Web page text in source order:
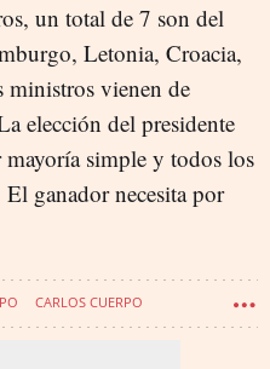
un total de 7 son del
Letonia, Croacia,
ministros vienen de
elección del presidente
simple y todos los
ganador necesita por
CARLOS CUERPO